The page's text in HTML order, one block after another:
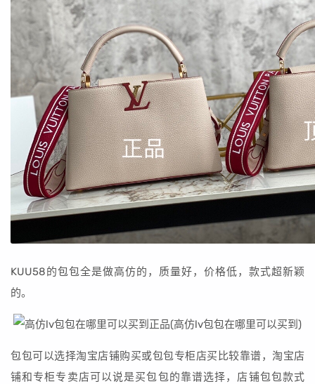
KUU58的包包全是做高仿的，质量好，价格低，款式超新颖
的。
包包可以选择淘宝店铺购买或包包专柜店买比较靠谱，淘宝店
铺和专柜专卖店可以说是买包包的靠谱选择，店铺包包款式